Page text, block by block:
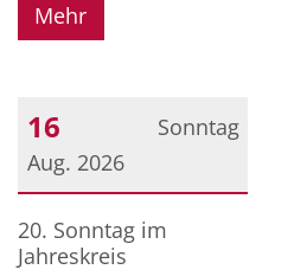
Mehr
Sonntag
16
Aug. 2026
Datum: 16. August 2026
20. Sonntag im
Jahreskreis